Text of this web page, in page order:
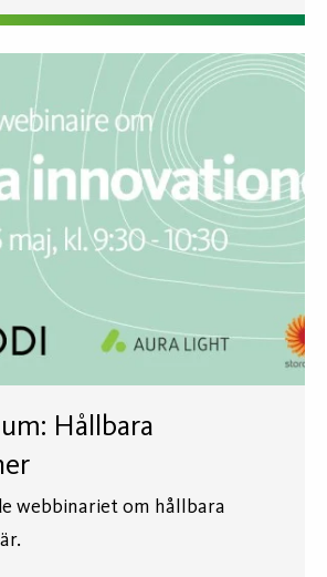
Hållbara
webbinariet om hållbara